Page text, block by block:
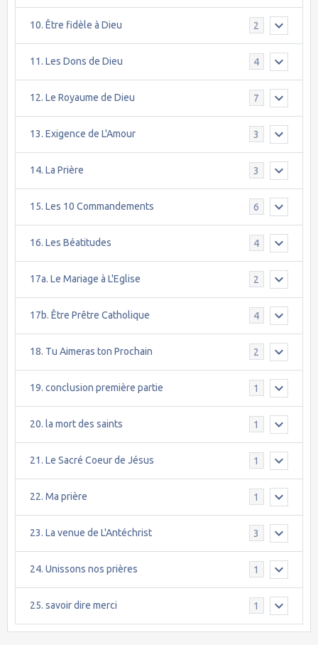
10. Être fidèle à Dieu 2
11. Les Dons de Dieu 4
12. Le Royaume de Dieu 7
13. Exigence de L'Amour 3
14. La Prière 3
15. Les 10 Commandements 6
16. Les Béatitudes 4
17a. Le Mariage à L'Eglise 2
17b. Être Prêtre Catholique 4
18. Tu Aimeras ton Prochain 2
19. conclusion première partie 1
20. la mort des saints 1
21. Le Sacré Coeur de Jésus 1
22. Ma prière 1
23. La venue de L'Antéchrist 3
24. Unissons nos prières 1
25. savoir dire merci 1